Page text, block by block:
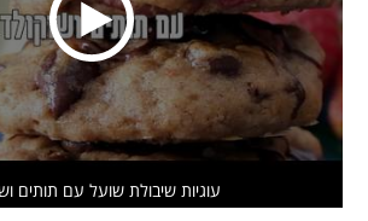
עוגיות שיבולת שועל עם תותים